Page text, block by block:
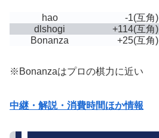
hao -1(互角)
dlshogi
+114(互角)
Bonanza
+25(互角)
※Bonanzaはプロの棋力に近い
中継・解説・消費時間ほか情報